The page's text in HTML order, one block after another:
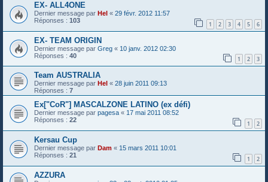
EX- ALL4ONE
Dernier message par Hel « 29 févr. 2012 11:57
Réponses : 103 1 2 3 4 5 6
EX- TEAM ORIGIN
Dernier message par Greg « 10 janv. 2012 02:30
Réponses : 40 1 2 3
Team AUSTRALIA
Dernier message par Hel « 28 juin 2011 09:13
Réponses : 7
Ex["CoR"] MASCALZONE LATINO (ex défi)
Dernier message par pagesa « 17 mai 2011 08:52
Réponses : 22 1 2
Kersau Cup
Dernier message par Dam « 15 mars 2011 10:01
Réponses : 21 1 2
AZZURA